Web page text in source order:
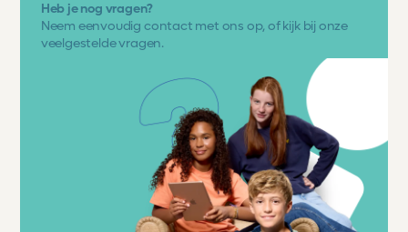
Heb je nog vragen?
Neem eenvoudig contact met ons op, of kijk bij onze
veelgestelde vragen.